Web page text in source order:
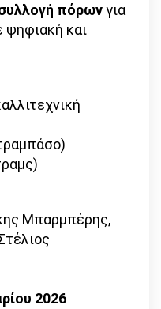
πόρωνγια
ψηφιακή και
Μπαρμπέρης,
2026